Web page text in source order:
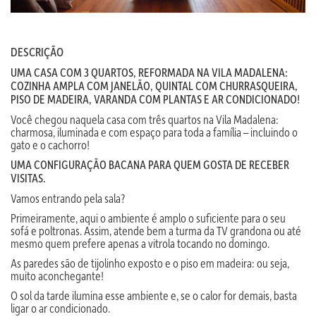
DESCRIÇÃO
UMA CASA COM 3 QUARTOS, REFORMADA NA VILA MADALENA:
COZINHA AMPLA COM JANELÃO, QUINTAL COM CHURRASQUEIRA,
PISO DE MADEIRA, VARANDA COM PLANTAS E AR CONDICIONADO!
Você chegou naquela casa com três quartos na Vila Madalena:
charmosa, iluminada e com espaço para toda a família – incluindo o
gato e o cachorro!
UMA CONFIGURAÇÃO BACANA PARA QUEM GOSTA DE RECEBER
VISITAS.
Vamos entrando pela sala?
Primeiramente, aqui o ambiente é amplo o suficiente para o seu
sofá e poltronas. Assim, atende bem a turma da TV grandona ou até
mesmo quem prefere apenas a vitrola tocando no domingo.
As paredes são de tijolinho exposto e o piso em madeira: ou seja,
muito aconchegante!
O sol da tarde ilumina esse ambiente e, se o calor for demais, basta
ligar o ar condicionado.